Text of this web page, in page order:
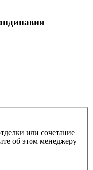
или сочетание
об этом менеджеру